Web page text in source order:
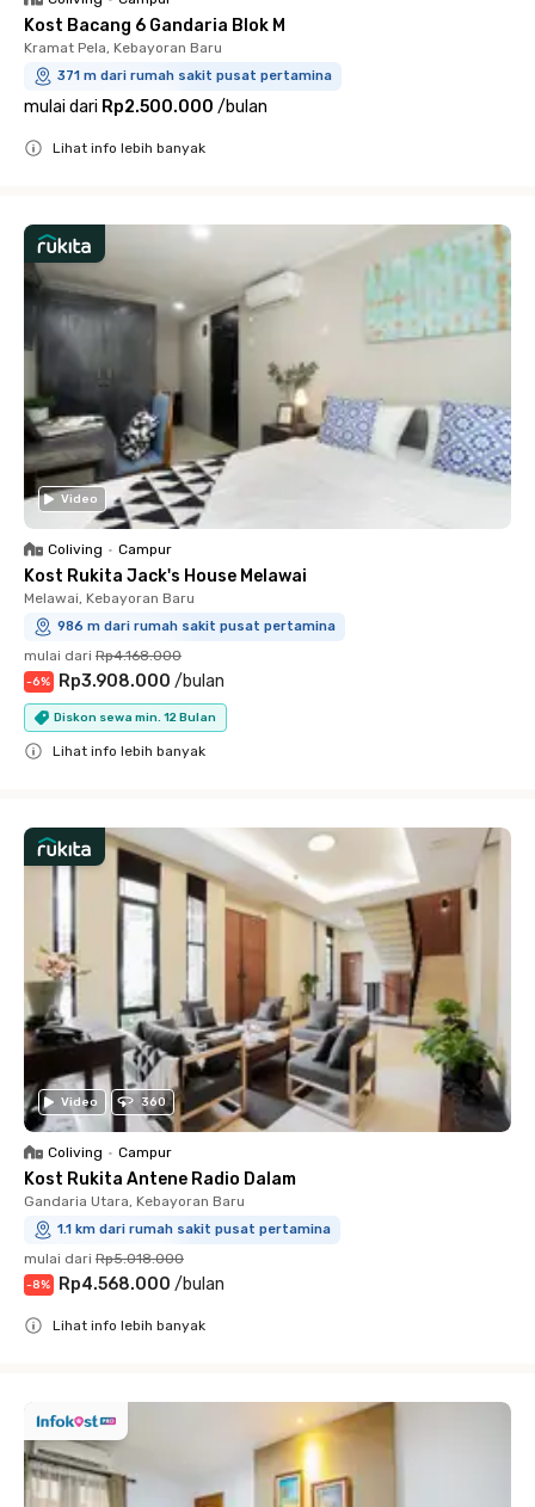
Kost Bacang 6 Gandaria Blok M
Kramat Pela, Kebayoran Baru
371 m dari rumah sakit pusat pertamina
mulai dari Rp2.500.000 /bulan
Lihat info lebih banyak
Video
Coliving • Campur
Kost Rukita Jack's House Melawai
Melawai, Kebayoran Baru
986 m dari rumah sakit pusat pertamina
mulai dari Rp4.168.000
-6% Rp3.908.000 /bulan
Diskon sewa min. 12 Bulan
Lihat info lebih banyak
Video 360
Coliving • Campur
Kost Rukita Antene Radio Dalam
Gandaria Utara, Kebayoran Baru
1.1 km dari rumah sakit pusat pertamina
mulai dari Rp5.018.000
-8% Rp4.568.000 /bulan
Lihat info lebih banyak